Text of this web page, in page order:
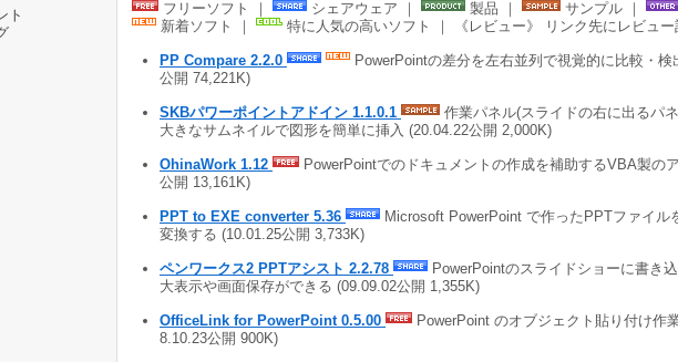
ト
フリーソフト ｜ シェアウェア ｜ 製品 ｜ サンプル ｜
新着ソフト ｜
特に人気の高いソフト ｜ 《レビュー》 リンク先にレビュ
PP Compare 2.2.0
PowerPointの差分を左右並列で視覚的に比較・検
公開 74,221K)
SKBパワーポイントアドイン 1.1.0.1
作業パネル(スライドの右に出るパ
大きなサムネイルで図形を簡単に挿入 (20.04.22公開 2,000K)
OhinaWork 1.12
PowerPointでのドキュメントの作成を補助するVBA製の
公開 13,161K)
PPT to EXE converter 5.36
Microsoft PowerPoint で作ったPPTファイル
変換する (10.01.25公開 3,733K)
ペンワークス2 PPTアシスト 2.2.78
PowerPointのスライドショーに書き
大表示や画面保存ができる (09.09.02公開 1,355K)
OfficeLink for PowerPoint 0.5.00
PowerPoint のオブジェクト貼り付け作
8.10.23公開 900K)